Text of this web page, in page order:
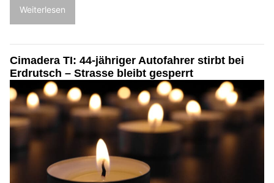
Weiterlesen
Cimadera TI: 44-jähriger Autofahrer stirbt bei
Erdrutsch – Strasse bleibt gesperrt